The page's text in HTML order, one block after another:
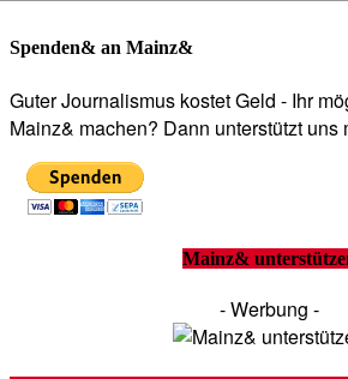
Spenden& an Mainz&
Guter Journalismus kostet Geld - Ihr
Mainz& machen? Dann unterstützt uns
Mainz&
- Werbung -